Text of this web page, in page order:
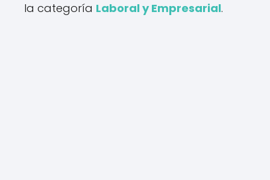
la categoría Laboral y Empresarial.